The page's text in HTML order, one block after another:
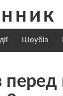
Шоубіз